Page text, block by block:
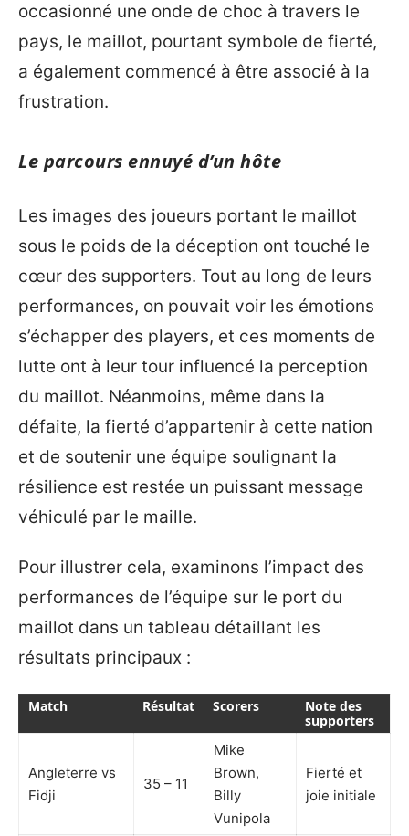
occasionné une onde de choc à travers le
pays, le maillot, pourtant symbole de fierté,
a également commencé à être associé à la
frustration.
Le parcours ennuyé d’un hôte
Les images des joueurs portant le maillot
sous le poids de la déception ont touché le
cœur des supporters. Tout au long de leurs
performances, on pouvait voir les émotions
s’échapper des players, et ces moments de
lutte ont à leur tour influencé la perception
du maillot. Néanmoins, même dans la
défaite, la fierté d’appartenir à cette nation
et de soutenir une équipe soulignant la
résilience est restée un puissant message
véhiculé par le maille.
Pour illustrer cela, examinons l’impact des
performances de l’équipe sur le port du
maillot dans un tableau détaillant les
résultats principaux :
Match Résultat Scorers
Note des
supporters
Angleterre vs
Fidji
35 – 11
Mike
Brown,
Billy
Vunipola
Fierté et
joie initiale